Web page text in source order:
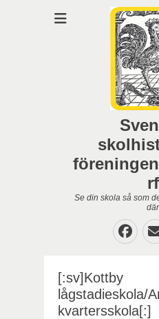
rf
Se din skola så som
där
[:sv]Kottby
lågstadieskola/
kvartersskola[:]